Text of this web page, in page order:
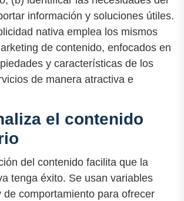
información y soluciones útiles.
nativa emplea los mismos
de contenido, enfocados en
y características de los
de manera atractiva e
el contenido
del contenido facilita que la
tenga éxito. Se usan variables
de comportamiento para ofrecer